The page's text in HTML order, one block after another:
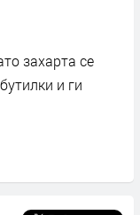
захарта се
и ги